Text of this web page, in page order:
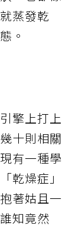
蒸發乾
。
擎上打上
十則相關
有一種學
乾燥症」
著姑且一
知竟然